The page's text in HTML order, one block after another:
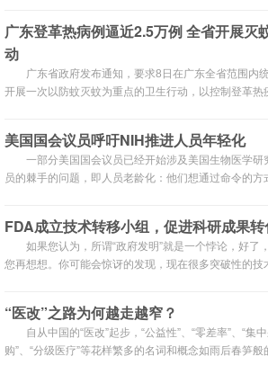
广东登革热病例逼近2.5万例 全省开展灭
动
广东省政府发布通知，要求8日在广东全省范围内
开展一次以防蚊灭蚊为重点的卫生行动，以控制登革热
美国国会议员呼吁NIH推进人员年轻化
一部分美国国会议员已经开始涉及美国生物医学研
员的棘手的问题，即人员老龄化：他们想通过命令的方
FDA成立技术转移小组，促进科研成果转
如果您认为，所谓“政府发明”就是一个悖论，好了
您再想想。你可能会惊讶的发现，现在很多突破性的技
“医改”之路为何越走越窄？
自从中国的“医改”起步，“公益性”、“零差率”、“集
购”、“分级医疗”等花样繁多的名词和概念如雨后春笋般